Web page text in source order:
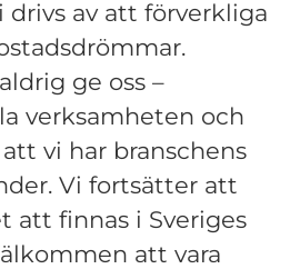
drivs av att förverkliga
ge oss –
verksamheten och
vi har branschens
Vi fortsätter att
att finnas i Sveriges
att vara